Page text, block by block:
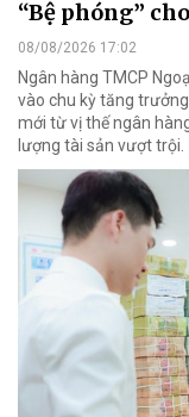
“Bệ phóng”
08/08/2026 17:02
Ngân hàng TMCP
vào chu kỳ tăng
mới từ vị thế ngân
lượng tài sản vượt trội.